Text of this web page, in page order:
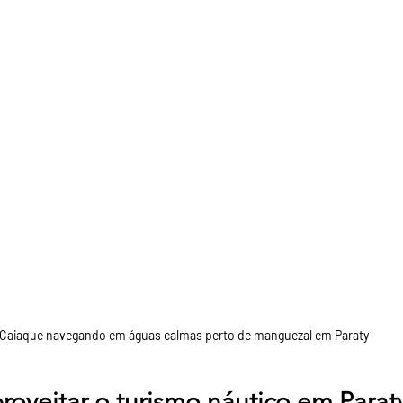
Caiaque navegando em águas calmas perto de manguezal em Paraty